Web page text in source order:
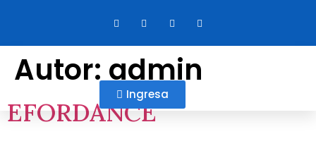
Ingresa
Autor:admin
EFORDANCE